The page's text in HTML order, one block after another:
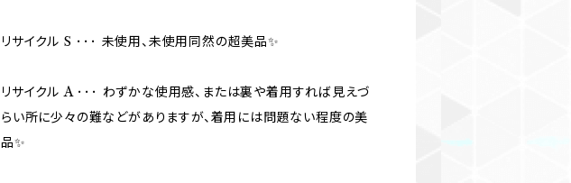
リサイクル S ･･･ 未使用、未使用同然の超美品✨
リサイクル A ･･･ わずかな使用感、または裏や着用すれば見えづ
らい所に少々の難などがありますが、着用には問題ない程度の美
品✨